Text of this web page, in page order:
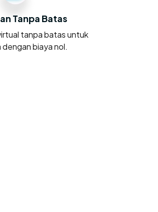
Tanpa Batas
tanpa batas untuk
dengan biaya nol.